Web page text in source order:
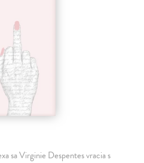
sa Virginie Despentes vracia s